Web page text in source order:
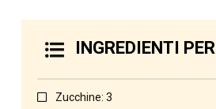
INGREDIENTI PER
Zucchine: 3